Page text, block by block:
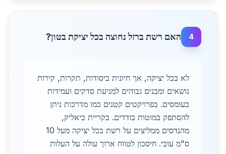
4 האם רשת ברזל נחוצה בכל יציקת בטון?
לא בכל יציקה, אך חיונית ביסודות, תקרות, קירות
נושאים ומבנים גבוהים למניעת סדקים ועמידות
בעומסים. בפרויקטים קטנים כמו מדרכות ניתן
להסתפק במוטות בודדים. בקריית ביאליק,
מהנדסים ממליצים על רשת בכל יציקה מעל 10
ס"מ עובי. חיסכון לטווח ארוך עולה על העלות